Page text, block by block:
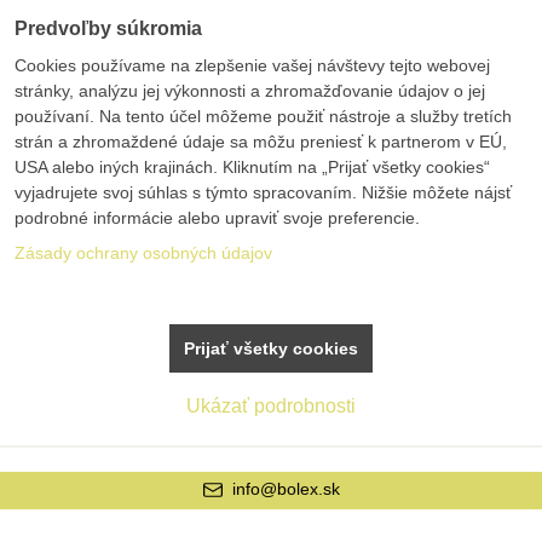
info@bolex.sk
Predvoľby súkromia
Cookies používame na zlepšenie vašej návštevy tejto webovej
stránky, analýzu jej výkonnosti a zhromažďovanie údajov o jej
používaní. Na tento účel môžeme použiť nástroje a služby tretích
strán a zhromaždené údaje sa môžu preniesť k partnerom v EÚ,
USA alebo iných krajinách. Kliknutím na „Prijať všetky cookies“
vyjadrujete svoj súhlas s týmto spracovaním. Nižšie môžete nájsť
podrobné informácie alebo upraviť svoje preferencie.
Zásady ochrany osobných údajov
Ukázať podrobnosti
Prijať všetky cookies